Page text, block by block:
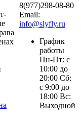
8(977)298-08-80
Email:
info@slyfly.ru
График
работы
Пн-Пт: с
10:00 до
20:00 Сб:
с 9:00 до
18:00 Вс:
Выходной